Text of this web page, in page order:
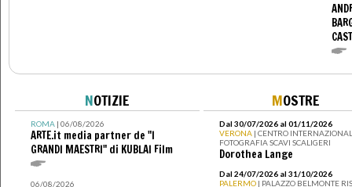
NOTIZIE
ROMA| 06/08/2026
ARTE.it media partner de "I
GRANDI MAESTRI" di KUBLAI Film
06/08/2026
MOSTRE
Dal 30/07/2026 al 01/11/2026
VERONA | CENTRO
FOTOGRAFIA SCAVI SCALIGERI
Dorothea Lange
Dal 24/07/2026 al 31/10/2026
PALERMO | PALAZZO BELMONTE